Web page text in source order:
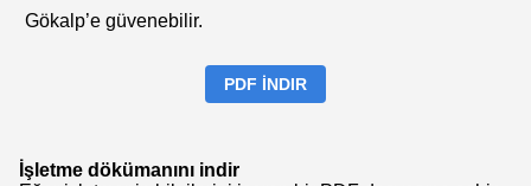
Gökalp’e güvenebilir.
PDF İNDIR
İşletme dökümanını indir